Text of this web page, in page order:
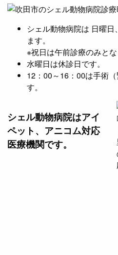
シェル動物病院は 日曜
ます。
※祝日は午前診療のみとな
水曜日は休診日です。
12：00～16：00は手術
す。
シェル動物病院はアイ
ペット、アニコム対応
医療機関です。